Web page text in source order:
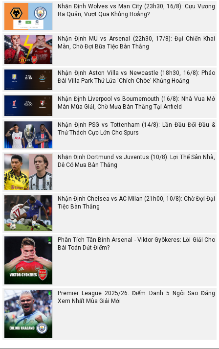
Nhận Định Wolves vs Man City (23h30, 16/8): Cựu Vương
Ra Quân, Vượt Qua Khủng Hoảng?
Nhận Định MU vs Arsenal (22h30, 17/8): Đại Chiến Khai
Màn, Chờ Đợi Bữa Tiệc Bàn Thắng
Nhận Định Aston Villa vs Newcastle (18h30, 16/8): Pháo
Đài Villa Park Thử Lửa 'Chích Chòe' Khủng Hoảng
Nhận Định Liverpool vs Bournemouth (16/8): Nhà Vua Mở
Màn Mùa Giải, Chờ Mưa Bàn Thắng Tại Anfield
Nhận Định PSG vs Tottenham (14/8): Lần Đầu Đối Đầu &
Thử Thách Cực Lớn Cho Spurs
Nhận Định Dortmund vs Juventus (10/8): Lợi Thế Sân Nhà,
Dễ Có Mưa Bàn Thắng
Nhận Định Chelsea vs AC Milan (21h00, 10/8): Chờ Đợi Đại
Tiệc Bàn Thắng
Phân Tích Tân Binh Arsenal - Viktor Gyökeres: Lời Giải Cho
Bài Toán Dứt Điểm?
Premier League 2025/26: Điểm Danh 5 Ngôi Sao Đáng
Xem Nhất Mùa Giải Mới